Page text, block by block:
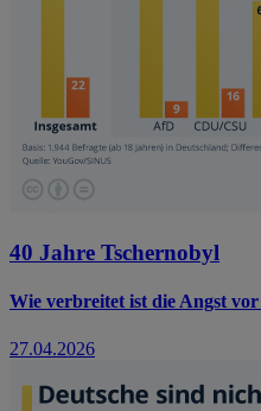
40 Jahre Tschernobyl
Wie verbreitet ist die Angst
27.04.2026